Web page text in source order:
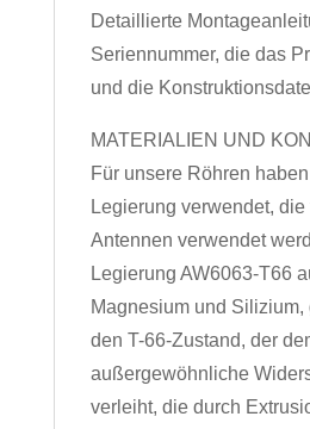
Detaillierte
Seriennummer, die das
und die
MATERIALIEN UND
Für unsere Röhren
Legierung verwendet,
Antennen verwendet
Legierung AW6063-T66
Magnesium und Silizium,
den T-66-Zustand, der
außergewöhnliche
verleiht, die durch